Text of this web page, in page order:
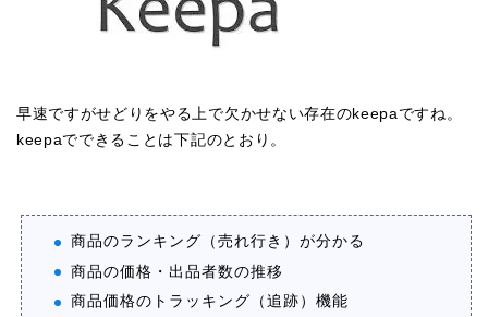
早速ですがせどりをやる上で欠かせない存在のkeepaですね。
keepaでできることは下記のとおり。
商品のランキング（売れ行き）が分かる
商品の価格・出品者数の推移
商品価格のトラッキング（追跡）機能